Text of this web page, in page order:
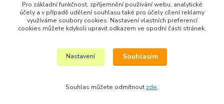
HRY A HLAVOLAMY
STOLNÍ HRY
Pro základní funkčnost, zpříjemnění používání webu, analytické
účely a v případě udělení souhlasu také pro účely cílení reklamy
využíváme soubory cookies. Nastavení vlastních preferencí
cookies můžete kdykoli upravit odkazem ve spodní části stránek.
Nastavení Souhlasím
Souhlas můžete odmítnout zde.